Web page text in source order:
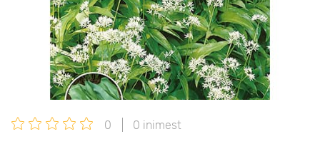
0 0 inimest